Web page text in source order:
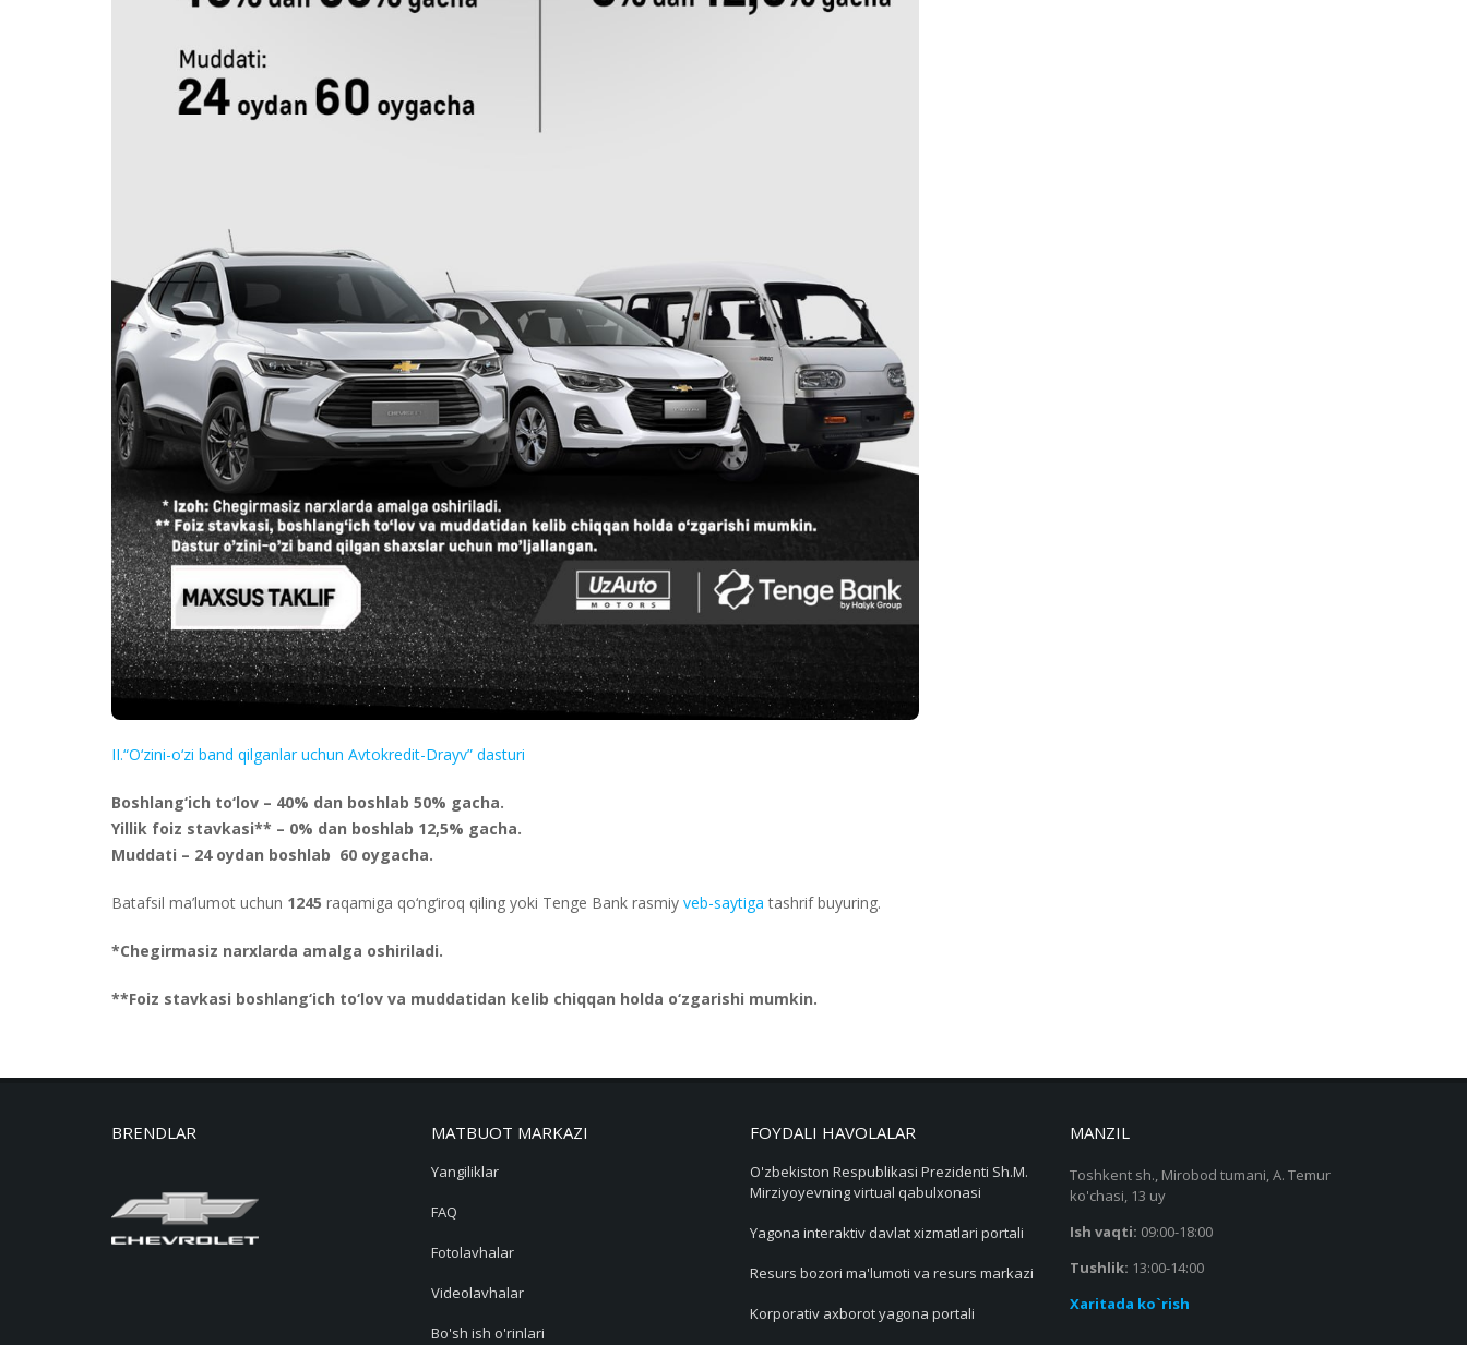
II.“O‘zini-o‘zi band qilganlar uchun Avtokredit-Drayv” dasturi
Boshlang‘ich to‘lov – 40% dan boshlab 50% gacha.
Yillik foiz stavkasi** – 0% dan boshlab 12,5% gacha.
Muddati – 24 oydan boshlab 60 oygacha.
Batafsil ma’lumot uchun 1245 raqamiga qo‘ng‘iroq qiling yoki Tenge Bank rasmiy veb-saytiga tashrif buyuring.
*Chegirmasiz narxlarda amalga oshiriladi.
**Foiz stavkasi boshlang‘ich to‘lov va muddatidan kelib chiqqan holda o‘zgarishi mumkin.
BRENDLAR MATBUOT MARKAZI
Yangiliklar
FAQ
Fotolavhalar
Videolavhalar
Bo'sh ish o'rinlari
FOYDALI HAVOLALAR
O'zbekiston Respublikasi Prezidenti Sh.M.
Mirziyoyevning virtual qabulxonasi
Yagona interaktiv davlat xizmatlari portali
Resurs bozori ma'lumoti va resurs markazi
Korporativ axborot yagona portali
MANZIL
Toshkent sh., Mirobod tumani, A. Temur
ko'chasi, 13 uy
Ish vaqti: 09:00-18:00
Tushlik: 13:00-14:00
Xaritada ko`rish